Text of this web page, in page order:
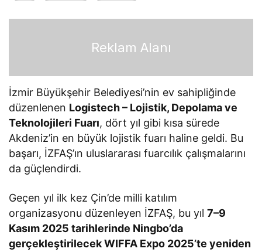
Reklam Alanı
İzmir Büyükşehir Belediyesi’nin ev sahipliğinde
düzenlenen Logistech – Lojistik, Depolama ve
Teknolojileri Fuarı, dört yıl gibi kısa sürede
Akdeniz’in en büyük lojistik fuarı haline geldi. Bu
başarı, İZFAŞ’ın uluslararası fuarcılık çalışmalarını
da güçlendirdi.
Geçen yıl ilk kez Çin’de milli katılım
organizasyonu düzenleyen İZFAŞ, bu yıl7–9
Kasım 2025 tarihlerinde Ningbo’da
gerçekleştirilecek WIFFA Expo 2025’te yeniden